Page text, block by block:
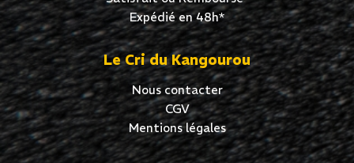
Expédié en 48h*
Le Cri du Kangourou
Nous contacter
CGV
Mentions légales